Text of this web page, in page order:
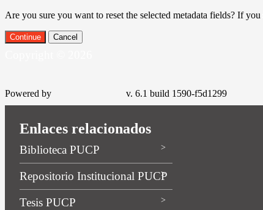
Are you sure you want to reset the selected metadata fields? If
Continue Cancel
Powered by v. 6.1 build 1590-f5d1299
Enlaces relacionados
Biblioteca PUCP
Repositorio Institucional PUCP
Tesis PUCP